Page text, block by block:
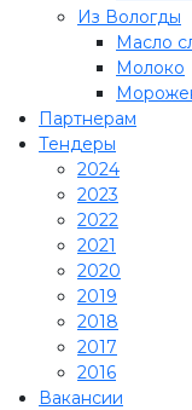
Из Вологды
Масло
Молоко
Партнерам
Тендеры
2024
2023
2022
2021
2020
2019
2018
2017
2016
Вакансии